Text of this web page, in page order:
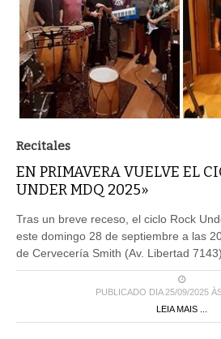
Recitales
EN PRIMAVERA VUELVE EL
UNDER MDQ 2025»
Tras un breve receso, el ciclo Rock
este domingo 28 de septiembre a las
de Cervecería Smith (Av. Libertad 7143)
PUBLICADO DIA 25/09/2025
LEIA MAIS ...